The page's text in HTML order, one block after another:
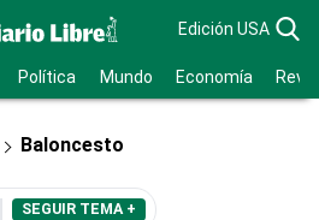
Edición USA
Política Mundo Economía
Baloncesto
SEGUIR TEMA +